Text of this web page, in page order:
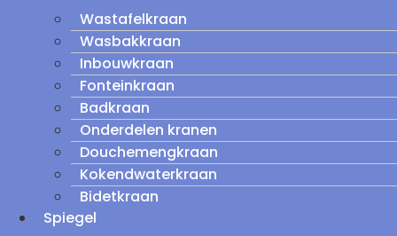
Wastafelkraan
Wasbakkraan
Inbouwkraan
Fonteinkraan
Badkraan
Onderdelen kranen
Douchemengkraan
Kokendwaterkraan
Bidetkraan
Spiegel